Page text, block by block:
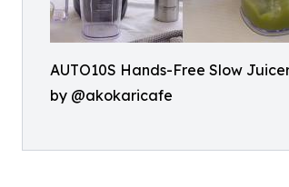
AUTO10S Hands-Free Slow
by @akokaricafe